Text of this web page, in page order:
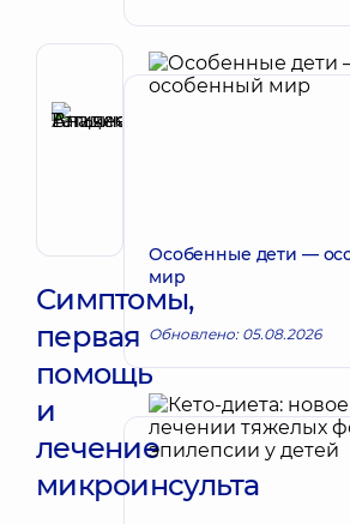
Рецензент
Симптомы,
первая
помощь
и
лечение
микроинсульта
Особенные дети —
мир
Обновлено: 05.08.2026